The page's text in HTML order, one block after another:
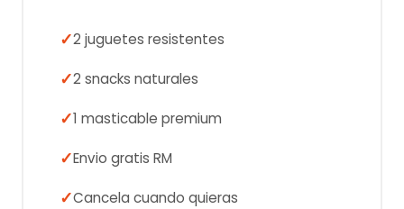
2 juguetes resistentes
2 snacks naturales
1 masticable premium
Envio gratis RM
Cancela cuando quieras